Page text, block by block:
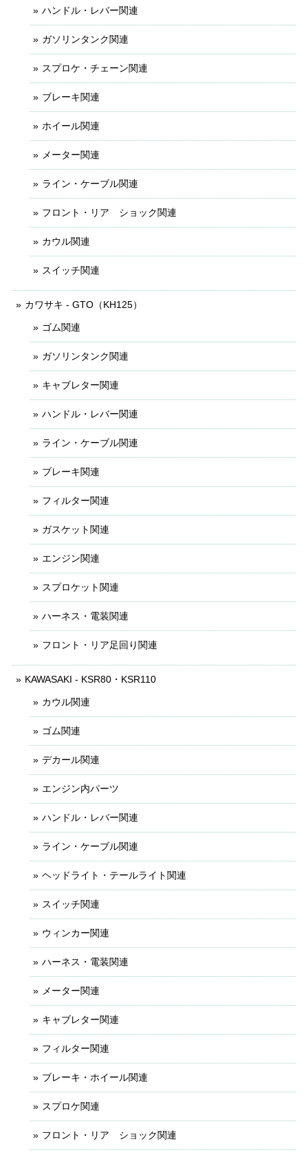
ハンドル・レバー関連
ガソリンタンク関連
スプロケ・チェーン関連
ブレーキ関連
ホイール関連
メーター関連
ライン・ケーブル関連
フロント・リア ショック関連
カウル関連
スイッチ関連
カワサキ - GTO（KH125）
ゴム関連
ガソリンタンク関連
キャブレター関連
ハンドル・レバー関連
ライン・ケーブル関連
ブレーキ関連
フィルター関連
ガスケット関連
エンジン関連
スプロケット関連
ハーネス・電装関連
フロント・リア足回り関連
KAWASAKI - KSR80・KSR110
カウル関連
ゴム関連
デカール関連
エンジン内パーツ
ハンドル・レバー関連
ライン・ケーブル関連
ヘッドライト・テールライト関連
スイッチ関連
ウィンカー関連
ハーネス・電装関連
メーター関連
キャブレター関連
フィルター関連
ブレーキ・ホイール関連
スプロケ関連
フロント・リア ショック関連